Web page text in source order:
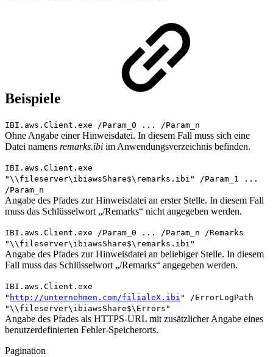
Beispiele
IBI.aws.Client.exe /Param_0 ... /Param_n
Ohne Angabe einer Hinweisdatei. In diesem Fall muss sich eine
Datei namens remarks.ibi im Anwendungsverzeichnis befinden.
IBI.aws.Client.exe
"\\fileserver\ibiawsShare$\remarks.ibi" /Param_1 ...
/Param_n
Angabe des Pfades zur Hinweisdatei an erster Stelle. In diesem Fall
muss das Schlüsselwort „/Remarks“ nicht angegeben werden.
IBI.aws.Client.exe /Param_0 ... /Param_n /Remarks
"\\fileserver\ibiawsShare$\remarks.ibi"
Angabe des Pfades zur Hinweisdatei an beliebiger Stelle. In diesem
Fall muss das Schlüsselwort „/Remarks“ angegeben werden.
IBI.aws.Client.exe
" http://unternehmen.com/filialeX.ibi " /ErrorLogPath
"\\fileserver\ibiawsShare$\Errors"
Angabe des Pfades als HTTPS-URL mit zusätzlicher Angabe eines
benutzerdefinierten Fehler-Speicherorts.
Pagination